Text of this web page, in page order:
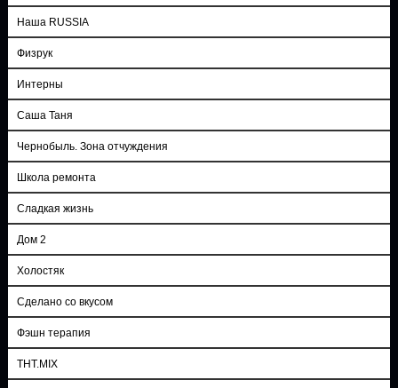
Наша RUSSIA
Физрук
Интерны
Саша Таня
Чернобыль. Зона отчуждения
Школа ремонта
Сладкая жизнь
Дом 2
Холостяк
Сделано со вкусом
Фэшн терапия
ТНТ.MIX